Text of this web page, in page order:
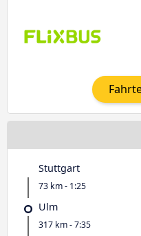
Stuttgart
73 km - 1:25
Ulm
317 km - 7:35